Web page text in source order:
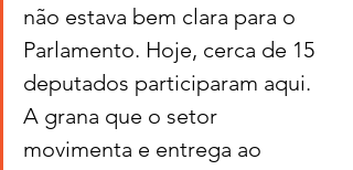
não estava bem clara para o
Parlamento. Hoje, cerca de 15
deputados participaram aqui.
A grana que o setor
movimenta e entrega ao